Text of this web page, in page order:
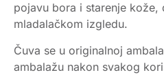
pojavu bora i starenje kože,
mladalačkom izgledu.
Čuva se u originalnoj
ambalažu nakon svakog